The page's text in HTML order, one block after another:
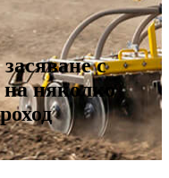
с
на няколко